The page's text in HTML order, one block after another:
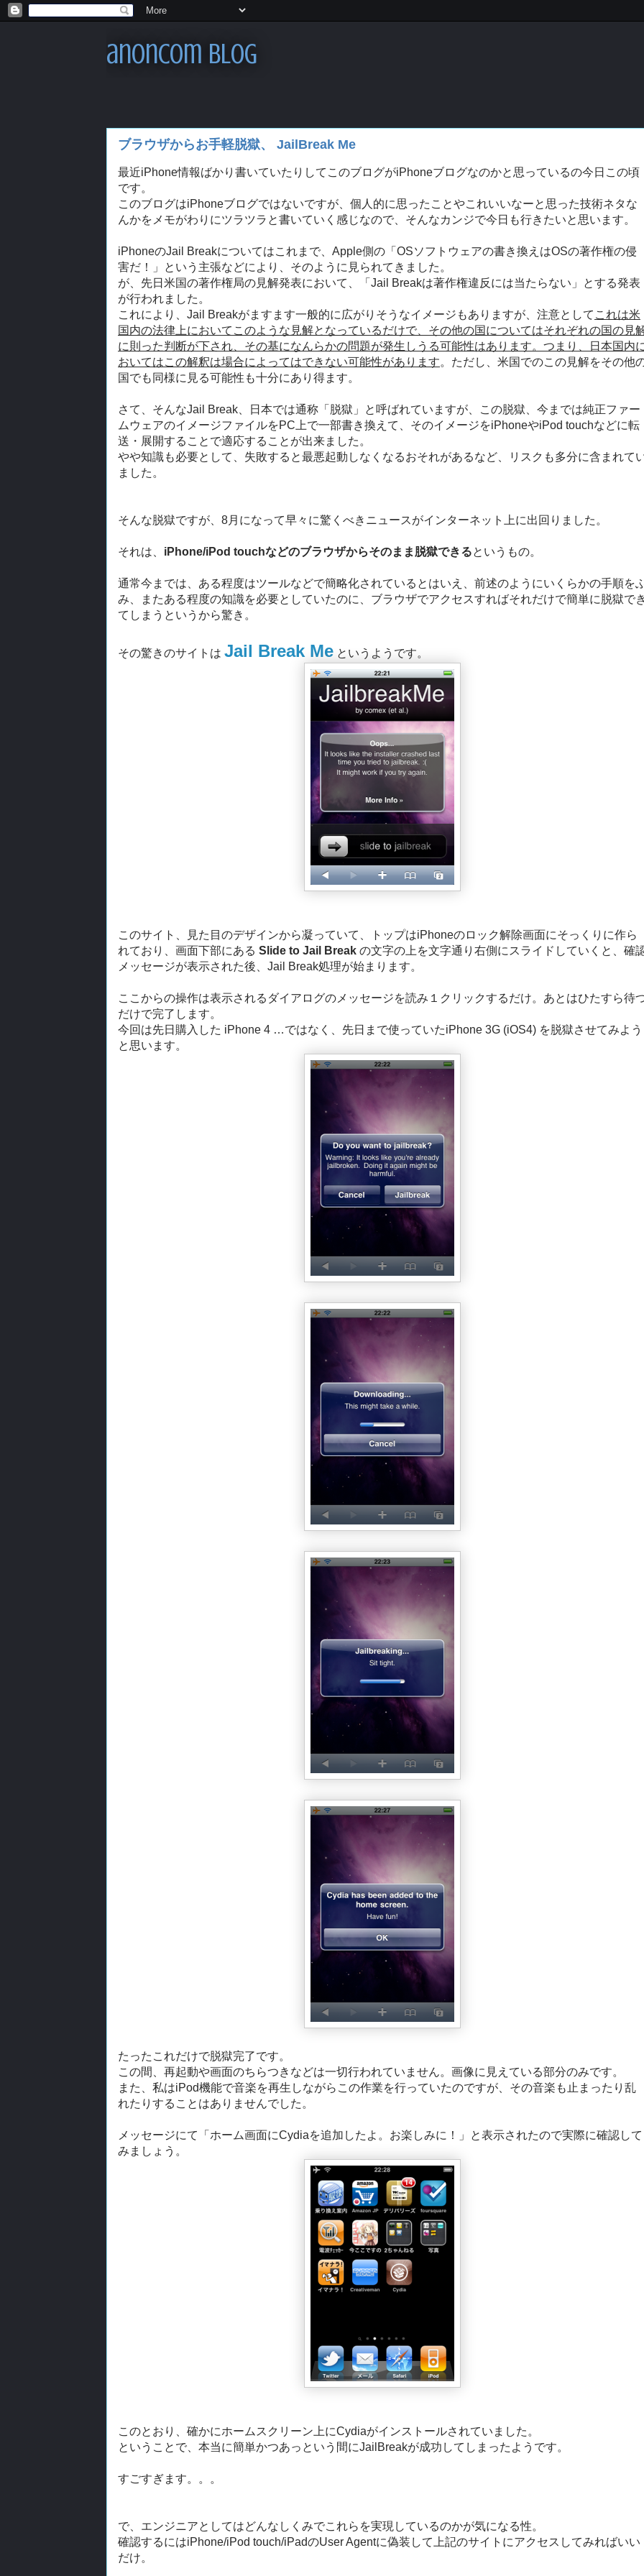
anoncom blog
ブラウザからお手軽脱獄、 JailBreak Me
最近iPhone情報ばかり書いていたりしてこのブログがiPhoneブログなのかと思っているの今日この頃
です。
このブログはiPhoneブログではないですが、個人的に思ったことやこれいいなーと思った技術ネタな
んかをメモがわりにツラツラと書いていく感じなので、そんなカンジで今日も行きたいと思います。
iPhoneのJail Breakについてはこれまで、Apple側の「OSソフトウェアの書き換えはOSの著作権の侵
害だ！」という主張などにより、そのように見られてきました。
が、先日米国の著作権局の見解発表において、「Jail Breakは著作権違反には当たらない」とする発表
が行われました。
これにより、Jail Breakがますます一般的に広がりそうなイメージもありますが、注意として これは米
国内の法律上においてこのような見解となっているだけで、その他の国についてはそれぞれの国の見
に則った判断が下され、その基になんらかの問題が発生しうる可能性はあります。つまり、日本国内
おいてはこの解釈は場合によってはできない可能性があります。ただし、米国でのこの見解をその他
国でも同様に見る可能性も十分にあり得ます。
さて、そんなJail Break、日本では通称「脱獄」と呼ばれていますが、この脱獄、今までは純正ファー
ムウェアのイメージファイルをPC上で一部書き換えて、そのイメージをiPhoneやiPod touchなどに転
送・展開することで適応することが出来ました。
やや知識も必要として、失敗すると最悪起動しなくなるおそれがあるなど、リスクも多分に含まれて
ました。
そんな脱獄ですが、8月になって早々に驚くべきニュースがインターネット上に出回りました。
それは、 iPhone/iPod touchなどのブラウザからそのまま脱獄できるというもの。
通常今までは、ある程度はツールなどで簡略化されているとはいえ、前述のようにいくらかの手順を
み、またある程度の知識を必要としていたのに、ブラウザでアクセスすればそれだけで簡単に脱獄で
てしまうというから驚き。
その驚きのサイトは Jail Break Me というようです。
このサイト、見た目のデザインから凝っていて、トップはiPhoneのロック解除画面にそっくりに作ら
れており、画面下部にある Slide to Jail Break の文字の上を文字通り右側にスライドしていくと、確
メッセージが表示された後、Jail Break処理が始まります。
ここからの操作は表示されるダイアログのメッセージを読み１クリックするだけ。あとはひたすら待
だけで完了します。
今回は先日購入した iPhone 4 …ではなく、先日まで使っていたiPhone 3G (iOS4) を脱獄させてみよう
と思います。
たったこれだけで脱獄完了です。
この間、再起動や画面のちらつきなどは一切行われていません。画像に見えている部分のみです。
また、私はiPod機能で音楽を再生しながらこの作業を行っていたのですが、その音楽も止まったり乱
れたりすることはありませんでした。
メッセージにて「ホーム画面にCydiaを追加したよ。お楽しみに！」と表示されたので実際に確認して
みましょう。
このとおり、確かにホームスクリーン上にCydiaがインストールされていました。
ということで、本当に簡単かつあっという間にJailBreakが成功してしまったようです。
すごすぎます。。。
で、エンジニアとしてはどんなしくみでこれらを実現しているのかが気になる性。
確認するにはiPhone/iPod touch/iPadのUser Agentに偽装して上記のサイトにアクセスしてみればいい
だけ。